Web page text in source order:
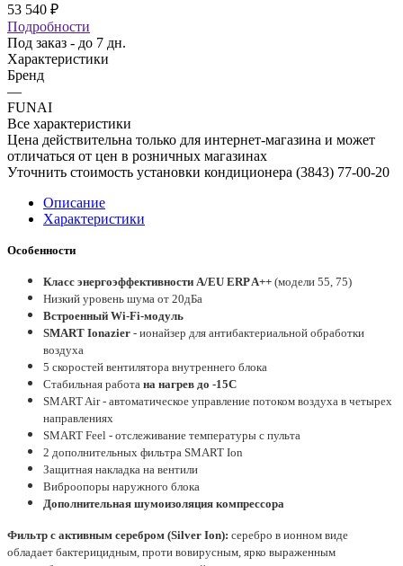
53 540 ₽
Подробности
Под заказ - до 7 дн.
Характеристики
Бренд
—
FUNAI
Все характеристики
Цена действительна только для интернет-магазина и может
отличаться от цен в розничных магазинах
Уточнить стоимость установки кондиционера (3843) 77-00-20
Описание
Характеристики
Особенности
Класс энергоэффективности А/EU ERP A++ (модели 55, 75)
Низкий уровень шума от 20дБа
Встроенный Wi-Fi-модуль
SMART Ionazier - ионайзер для антибактериальной обработки
воздуха
5 скоростей вентилятора внутреннего блока
Стабильная работа на нагрев до -15С
SMART Air - автоматическое управление потоком воздуха в четырех
направлениях
SMART Feel - отслеживание температуры с пульта
2 дополнительных фильтра SMART Ion
Защитная накладка на вентили
Виброопоры наружного блока
Дополнительная шумоизоляция компрессора
Фильтр с активным серебром (Silver Ion): серебро в ионном виде
обладает бактерицидным, проти вовирусным, ярко выраженным